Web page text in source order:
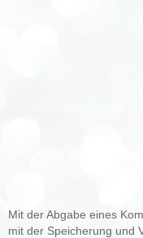
Mit der Abgabe eines
mit der Speicherung und